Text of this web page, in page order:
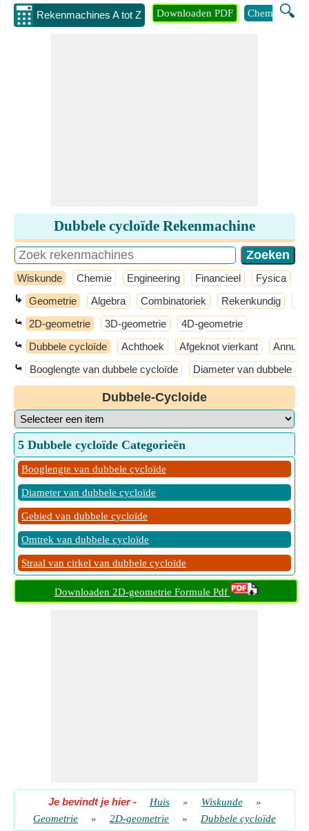
Rekenmachines A tot Z 🔍
Downloaden PDF Chemie
Dubbele cycloïde Rekenmachine
Wiskunde Chemie Engineering Financieel Fysica
↳ Geometrie Algebra Combinatoriek Rekenkundig
⤿ 2D-geometrie 3D-geometrie 4D-geometrie
⤿ Dubbele cycloïde Achthoek Afgeknot vierkant Annulus
⤿ Booglengte van dubbele cycloïde Diameter van dubbele
Dubbele-Cycloide
5 Dubbele cycloïde Categorieën
Booglengte van dubbele cycloïde
Diameter van dubbele cycloïde
Gebied van dubbele cycloïde
Omtrek van dubbele cycloïde
Straal van cirkel van dubbele cycloïde
Downloaden 2D-geometrie Formule Pdf
Je bevindt je hier- Huis » Wiskunde
»
Geometrie
» 2D-geometrie » Dubbele cycloïde